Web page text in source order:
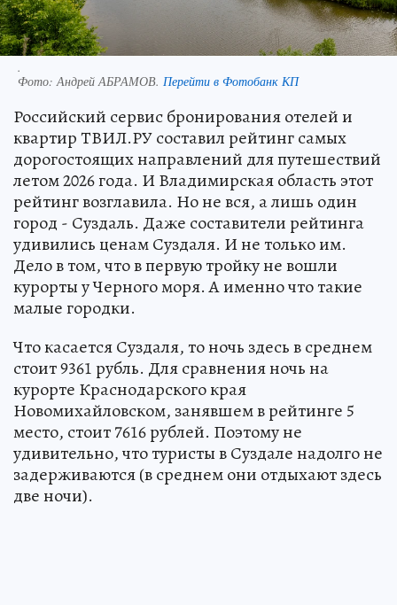
.
Фото:Андрей АБРАМОВ. Перейти в Фотобанк КП
Российский сервис бронирования отелей и
квартир ТВИЛ.РУ составил рейтинг самых
дорогостоящих направлений для путешествий
летом 2026 года. И Владимирская область этот
рейтинг возглавила. Но не вся, а лишь один
город - Суздаль. Даже составители рейтинга
удивились ценам Суздаля. И не только им.
Дело в том, что в первую тройку не вошли
курорты у Черного моря. А именно что такие
малые городки.
Что касается Суздаля, то ночь здесь в среднем
стоит 9361 рубль. Для сравнения ночь на
курорте Краснодарского края
Новомихайловском, занявшем в рейтинге 5
место, стоит 7616 рублей. Поэтому не
удивительно, что туристы в Суздале надолго не
задерживаются (в среднем они отдыхают здесь
две ночи).